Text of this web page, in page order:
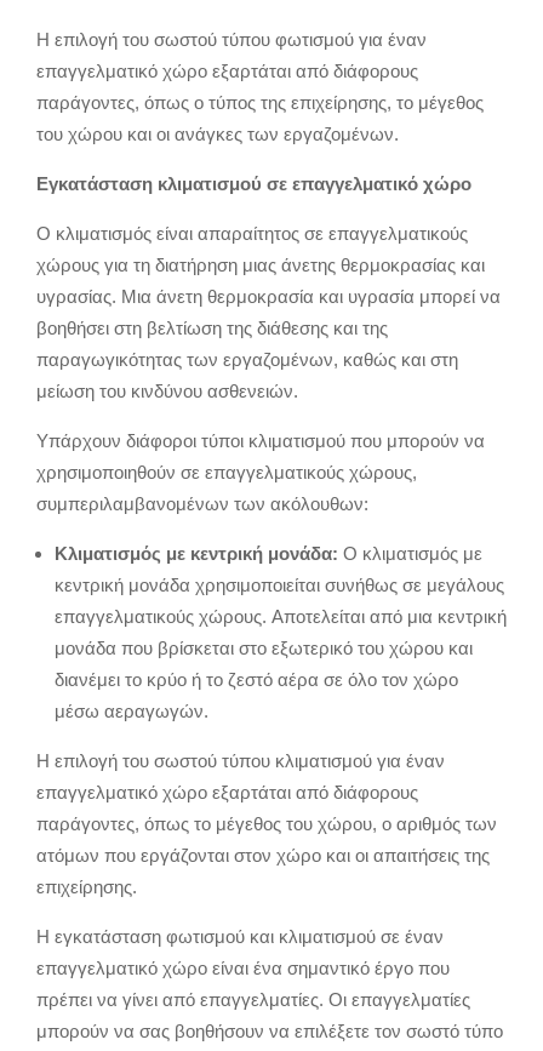
Η επιλογή του σωστού τύπου φωτισμού για έναν
επαγγελματικό χώρο εξαρτάται από διάφορους
παράγοντες, όπως ο τύπος της επιχείρησης, το μέγεθος
του χώρου και οι ανάγκες των εργαζομένων.
Εγκατάσταση κλιματισμού σε επαγγελματικό χώρο
Ο κλιματισμός είναι απαραίτητος σε επαγγελματικούς
χώρους για τη διατήρηση μιας άνετης θερμοκρασίας και
υγρασίας. Μια άνετη θερμοκρασία και υγρασία μπορεί να
βοηθήσει στη βελτίωση της διάθεσης και της
παραγωγικότητας των εργαζομένων, καθώς και στη
μείωση του κινδύνου ασθενειών.
Υπάρχουν διάφοροι τύποι κλιματισμού που μπορούν να
χρησιμοποιηθούν σε επαγγελματικούς χώρους,
συμπεριλαμβανομένων των ακόλουθων:
Κλιματισμός με κεντρική μονάδα: Ο κλιματισμός με
κεντρική μονάδα χρησιμοποιείται συνήθως σε μεγάλους
επαγγελματικούς χώρους. Αποτελείται από μια κεντρική
μονάδα που βρίσκεται στο εξωτερικό του χώρου και
διανέμει το κρύο ή το ζεστό αέρα σε όλο τον χώρο
μέσω αεραγωγών.
Η επιλογή του σωστού τύπου κλιματισμού για έναν
επαγγελματικό χώρο εξαρτάται από διάφορους
παράγοντες, όπως το μέγεθος του χώρου, ο αριθμός των
ατόμων που εργάζονται στον χώρο και οι απαιτήσεις της
επιχείρησης.
Η εγκατάσταση φωτισμού και κλιματισμού σε έναν
επαγγελματικό χώρο είναι ένα σημαντικό έργο που
πρέπει να γίνει από επαγγελματίες. Οι επαγγελματίες
μπορούν να σας βοηθήσουν να επιλέξετε τον σωστό τύπο